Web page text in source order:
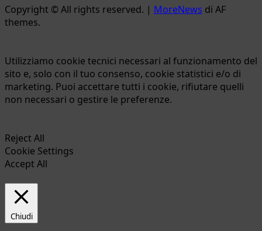
Naturale
Bracciano-
Copyright © All rights reserved. | MoreNews di AF
themes.
Utilizziamo cookie tecnici necessari al funzionamento del
sito e, solo con il tuo consenso, cookie statistici e/o di
marketing. Puoi accettare tutti i cookie, rifiutare quelli
non necessari o gestire le preferenze.
Reject All
Cookie Settings
Accept All
Chiudi